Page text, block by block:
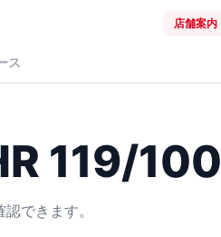
店舗案内
ス
119/100
できます。